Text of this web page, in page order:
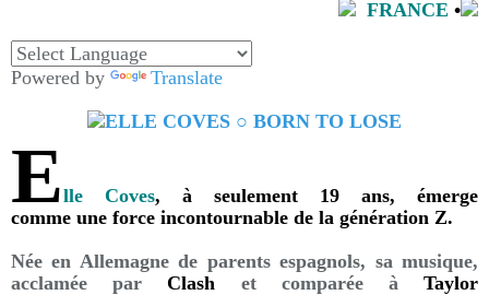
FRANCE •
Powered by Translate
Elle Coves, à seulement 19 ans, émerge
comme une force incontournable de la génération Z.
Née en Allemagne de parents espagnols, sa musique,
acclamée parClash et comparée àTaylor